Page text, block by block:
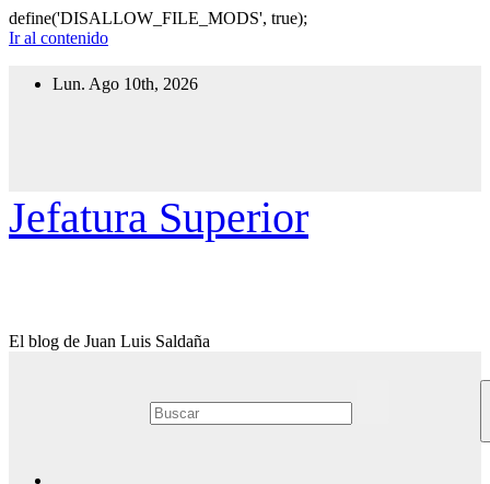
define('DISALLOW_FILE_MODS', true);
Ir al contenido
Lun. Ago 10th, 2026
Jefatura Superior
El blog de Juan Luis Saldaña